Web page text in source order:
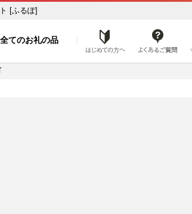
[ふるぽ]
全てのお礼の品 はじめての方へ